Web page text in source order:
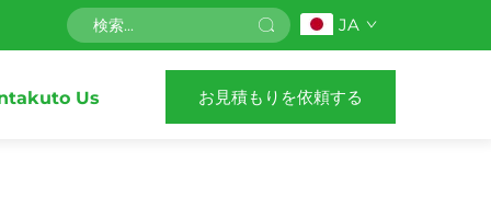
JA
Us お見積もりを依頼する